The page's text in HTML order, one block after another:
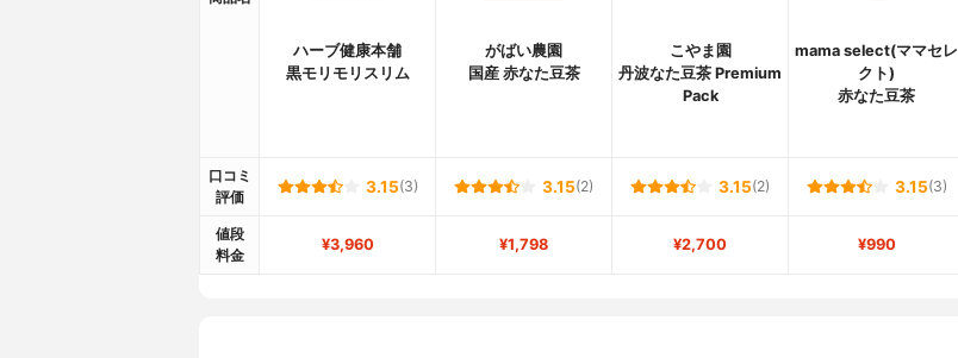
ハーブ健康本舗
黒モリモリスリム
がばい農園
国産 赤なた豆茶
こやま園
丹波なた豆茶 Premium
Pack
mama select(ママセレ
クト)
赤なた豆茶
口コミ
評価
3.15(3) 3.15(2) 3.15(2) 3.15(3)
値段
料金
¥3,960 ¥1,798 ¥2,700 ¥990